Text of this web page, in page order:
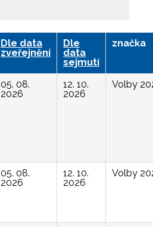
Dle data
zveřejnění
Dle
data
sejmutí
značka
05. 08.
2026
12. 10.
2026
Volby
05. 08.
2026
12. 10.
2026
Volby